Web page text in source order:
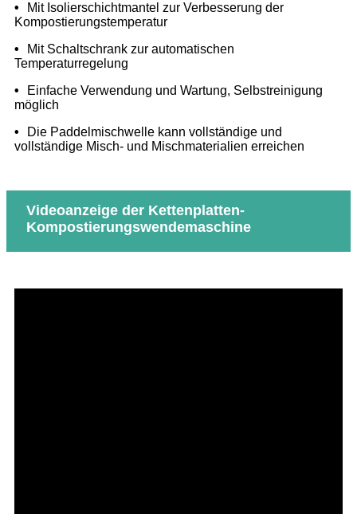
•
Mit Isolierschichtmantel zur Verbesserung der
Kompostierungstemperatur
•
Mit Schaltschrank zur automatischen
Temperaturregelung
•
Einfache Verwendung und Wartung, Selbstreinigung
möglich
•
Die Paddelmischwelle kann vollständige und
vollständige Misch- und Mischmaterialien erreichen
Videoanzeige der Kettenplatten-
Kompostierungswendemaschine